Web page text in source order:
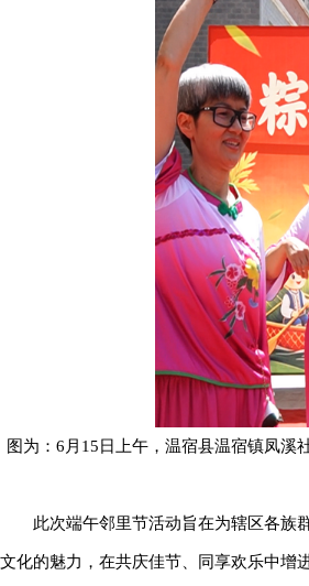
图为：6月15日上午，温宿县温宿镇凤溪
此次端午邻里节活动旨在为辖区各族
文化的魅力，在共庆佳节、同享欢乐中增